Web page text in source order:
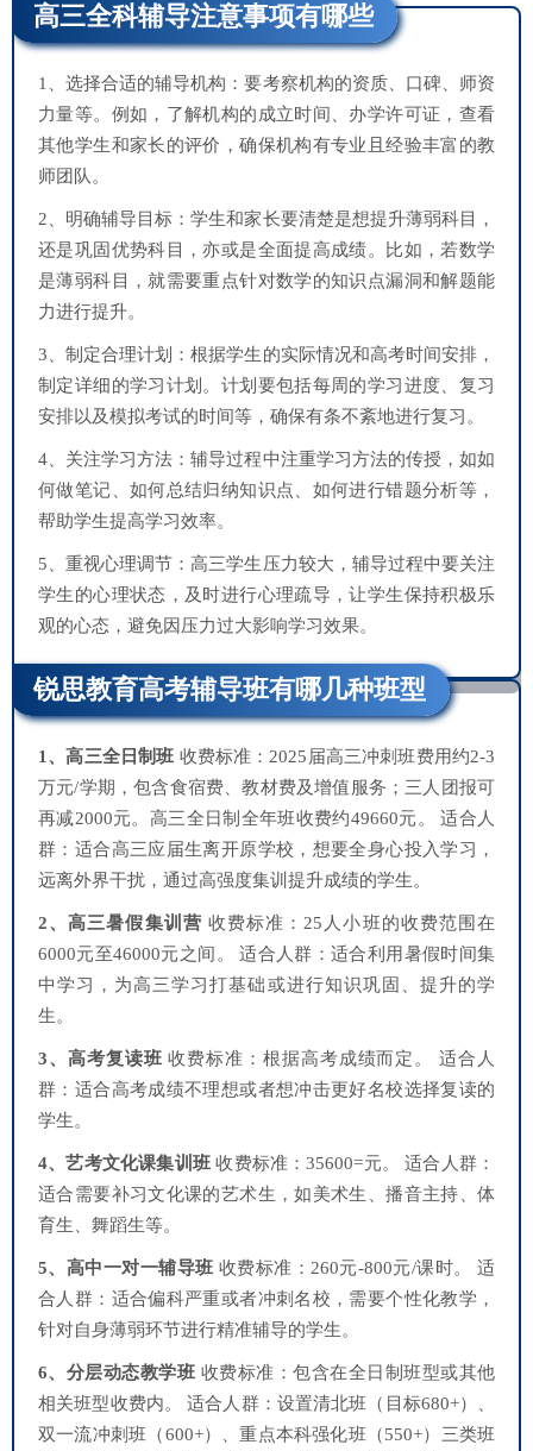
高三全科辅导注意事项有哪些
1、选择合适的辅导机构：要考察机构的资质、口碑、师资
力量等。例如，了解机构的成立时间、办学许可证，查看
其他学生和家长的评价，确保机构有专业且经验丰富的教
师团队。
2、明确辅导目标：学生和家长要清楚是想提升薄弱科目，
还是巩固优势科目，亦或是全面提高成绩。比如，若数学
是薄弱科目，就需要重点针对数学的知识点漏洞和解题能
力进行提升。
3、制定合理计划：根据学生的实际情况和高考时间安排，
制定详细的学习计划。计划要包括每周的学习进度、复习
安排以及模拟考试的时间等，确保有条不紊地进行复习。
4、关注学习方法：辅导过程中注重学习方法的传授，如如
何做笔记、如何总结归纳知识点、如何进行错题分析等，
帮助学生提高学习效率。
5、重视心理调节：高三学生压力较大，辅导过程中要关注
学生的心理状态，及时进行心理疏导，让学生保持积极乐
观的心态，避免因压力过大影响学习效果。
锐思教育高考辅导班有哪几种班型
1、高三全日制班 收费标准：2025届高三冲刺班费用约2-3
万元/学期，包含食宿费、教材费及增值服务；三人团报可
再减2000元。高三全日制全年班收费约49660元。 适合人
群：适合高三应届生离开原学校，想要全身心投入学习，
远离外界干扰，通过高强度集训提升成绩的学生。
2、高三暑假集训营 收费标准：25人小班的收费范围在
6000元至46000元之间。 适合人群：适合利用暑假时间集
中学习，为高三学习打基础或进行知识巩固、提升的学
生。
3、高考复读班 收费标准：根据高考成绩而定。 适合人
群：适合高考成绩不理想或者想冲击更好名校选择复读的
学生。
4、艺考文化课集训班 收费标准：35600=元。 适合人群：
适合需要补习文化课的艺术生，如美术生、播音主持、体
育生、舞蹈生等。
5、高中一对一辅导班 收费标准：260元-800元/课时。 适
合人群：适合偏科严重或者冲刺名校，需要个性化教学，
针对自身薄弱环节进行精准辅导的学生。
6、分层动态教学班 收费标准：包含在全日制班型或其他
相关班型收费内。 适合人群：设置清北班（目标680+）、
双一流冲刺班（600+）、重点本科强化班（550+）三类班